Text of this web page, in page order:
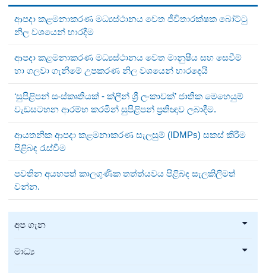
ආපදා කළමනාකරණ මධ්‍යස්ථානය වෙත ජීවිතාරක්ෂක බෝට්ටු
නිල වශයෙන් භාරදීම
ආපදා කළමනාකරණ මධ්‍යස්ථානය වෙත මානුෂීය සහ සෙවීම්
හා ගලවා ගැනීමේ උපකරණ නිල වශයෙන් භාරදෙයි
‘සුපිළිපන් සංස්කෘතියක් - ක්ලීන් ශ්‍රී ලංකාවක්’ ජාතික මෙහෙයුම්
වැඩසටහන ආරම්භ කරමින් සුපිළිපන් ප්‍රතිඥාව ලබාදීම.
ආයතනික ආපදා කළමනාකරණ සැලසුම් (IDMPs) සකස් කිරීම
පිළිබඳ රැස්වීම
පවතින අයහපත් කාලගුණික තත්ත්යවය පිළිබද සැලකිලිමත්
වන්න.
අප ගැන
මාධ්‍ය